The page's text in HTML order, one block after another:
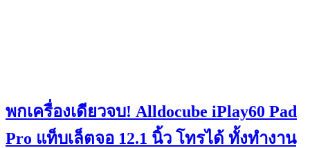
พกเครื่องเดียวจบ! Alldocube iPlay60 Pad
Pro แท็บเล็ตจอ 12.1 นิ้ว โทรได้ ทั้งทำงาน